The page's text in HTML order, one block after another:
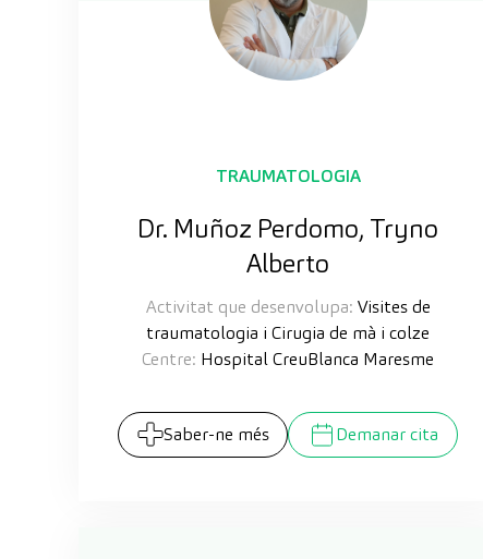
TRAUMATOLOGIA
Dr. Muñoz Perdomo, Tryno
Alberto
Activitat que desenvolupa: Visites de
traumatologia i Cirugia de mà i colze
Centre: Hospital CreuBlanca Maresme
Saber-ne més Demanar cita